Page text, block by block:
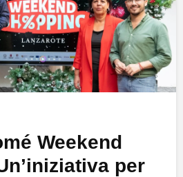
Weekend
per